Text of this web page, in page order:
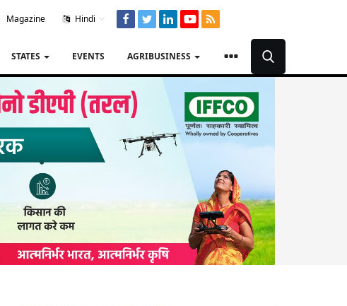
Magazine Hindi
STATES EVENTS AGRIBUSINESS